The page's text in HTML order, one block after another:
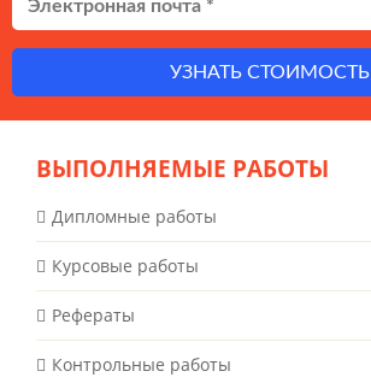
УЗНАТЬ СТОИМОСТЬ
ВЫПОЛНЯЕМЫЕ РАБОТЫ
Дипломные работы
Курсовые работы
Рефераты
Контрольные работы